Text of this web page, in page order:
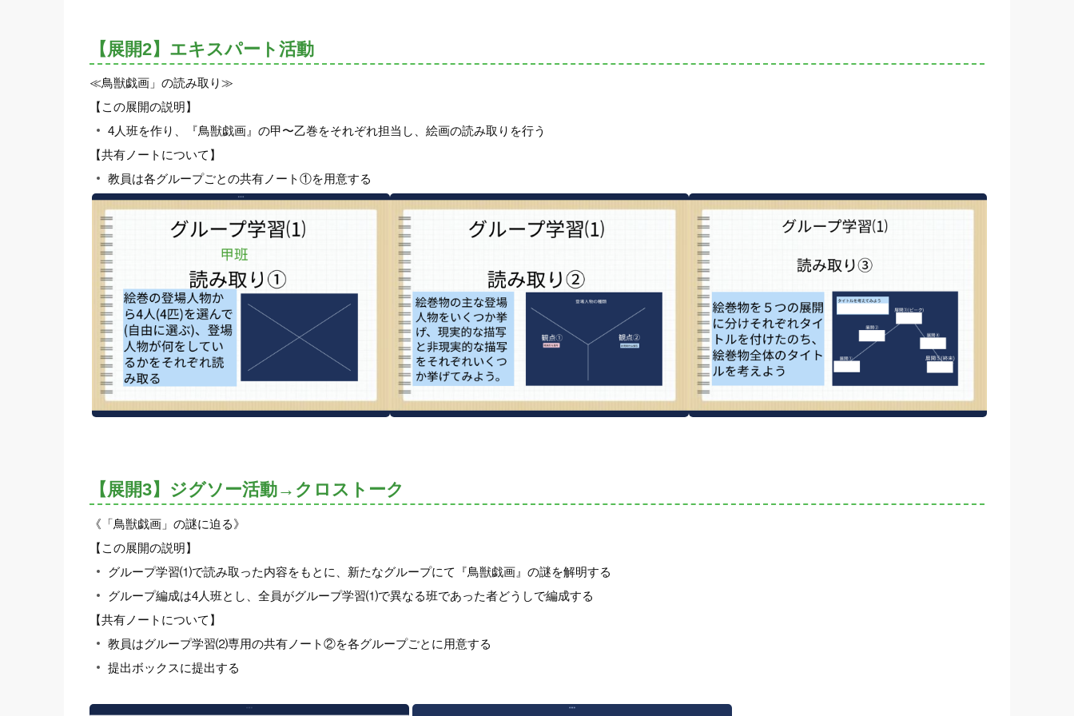
【展開2】エキスパート活動
≪鳥獣戯画」の読み取り≫
【この展開の説明】
4人班を作り、『鳥獣戯画』の甲〜乙巻をそれぞれ担当し、絵画の読み取りを行う
【共有ノートについて】
教員は各グループごとの共有ノート①を用意する
【展開3】ジグソー活動→クロストーク
《「鳥獣戯画」の謎に迫る》
【この展開の説明】
グループ学習⑴で読み取った内容をもとに、新たなグループにて『鳥獣戯画』の謎を解明する
グループ編成は4人班とし、全員がグループ学習⑴で異なる班であった者どうしで編成する
【共有ノートについて】
教員はグループ学習⑵専用の共有ノート②を各グループごとに用意する
提出ボックスに提出する